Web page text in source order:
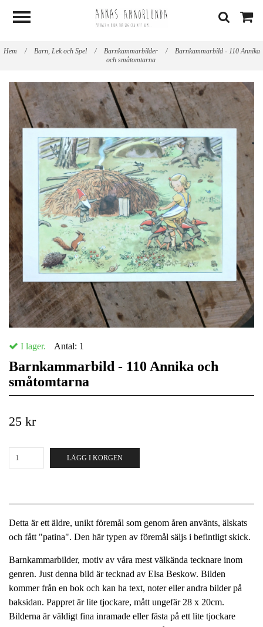
Hem / Barn, Lek och Spel / Barnkammarbilder /
Barnkammarbild - 110 Annika
och småtomtarna
I lager. Antal: 1
Barnkammarbild - 110 Annika och
småtomtarna
25 kr
LÄGG I KORGEN
Detta är ett äldre, unikt föremål som genom åren använts, älskats
och fått "patina". Den här typen av föremål säljs i befintligt skick.
Barnkammarbilder, motiv av våra mest välkända tecknare inom
genren. Just denna bild är tecknad av Elsa Beskow. Bilden
kommer från en bok och kan ha text, noter eller andra bilder på
baksidan. Pappret är lite tjockare, mått ungefär 28 x 20cm.
Bilderna är väldigt fina inramade eller fästa på ett lite tjockare